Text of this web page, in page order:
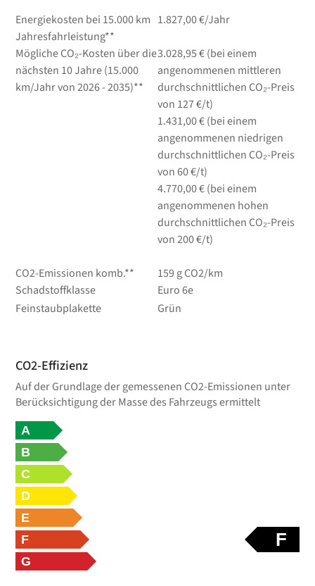
Energiekosten bei 15.000 km
Jahresfahrleistung**
1.827,00 €/Jahr
Mögliche CO₂-Kosten über die
nächsten 10 Jahre (15.000
km/Jahr von 2026 - 2035)**
3.028,95 € (bei einem
angenommenen mittleren
durchschnittlichen CO₂-Preis
von 127 €/t)
1.431,00 € (bei einem
angenommenen niedrigen
durchschnittlichen CO₂-Preis
von 60 €/t)
4.770,00 € (bei einem
angenommenen hohen
durchschnittlichen CO₂-Preis
von 200 €/t)
CO2-Emissionen komb.**
159 g CO2/km
Schadstoffklasse
Euro 6e
Feinstaubplakette
Grün
CO2-Effizienz
Auf der Grundlage der gemessenen CO2-Emissionen unter
Berücksichtigung der Masse des Fahrzeugs ermittelt
F
A
B
C
D
E
F
G